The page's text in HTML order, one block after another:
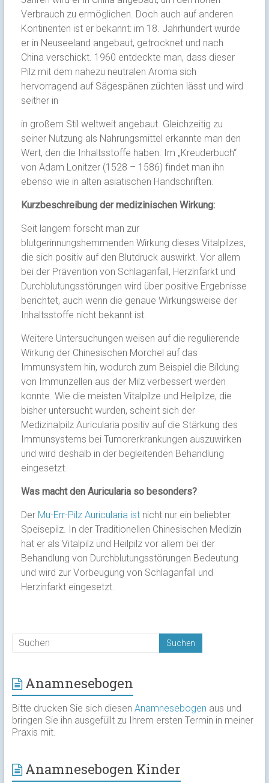
Verbrauch zu ermöglichen. Doch auch auf anderen
Kontinenten ist er bekannt: im 18. Jahrhundert wurde
er in Neuseeland angebaut, getrocknet und nach
China verschickt. 1960 entdeckte man, dass dieser
Pilz mit dem nahezu neutralen Aroma sich
hervorragend auf Sägespänen züchten lässt und wird
seither in
in großem Stil weltweit angebaut. Gleichzeitig zu
seiner Nutzung als Nahrungsmittel erkannte man den
Wert, den die Inhaltsstoffe haben. Im „Kreuderbuch“
von Adam Lonitzer (1528 – 1586) findet man ihn
ebenso wie in alten asiatischen Handschriften.
Kurzbeschreibung der medizinischen Wirkung:
Seit langem forscht man zur
blutgerinnungshemmenden Wirkung dieses Vitalpilzes,
die sich positiv auf den Blutdruck auswirkt. Vor allem
bei der Prävention von Schlaganfall, Herzinfarkt und
Durchblutungsstörungen wird über positive Ergebnisse
berichtet, auch wenn die genaue Wirkungsweise der
Inhaltsstoffe nicht bekannt ist.
Weitere Untersuchungen weisen auf die regulierende
Wirkung der Chinesischen Morchel auf das
Immunsystem hin, wodurch zum Beispiel die Bildung
von Immunzellen aus der Milz verbessert werden
konnte. Wie die meisten Vitalpilze und Heilpilze, die
bisher untersucht wurden, scheint sich der
Medizinalpilz Auricularia positiv auf die Stärkung des
Immunsystems bei Tumorerkrankungen auszuwirken
und wird deshalb in der begleitenden Behandlung
eingesetzt.
Was macht den Auricularia so besonders?
Der Mu-Err-Pilz Auricularia istnicht nur ein beliebter
Speisepilz. In der Traditionellen Chinesischen Medizin
hat er als Vitalpilz und Heilpilz vor allem bei der
Behandlung von Durchblutungsstörungen Bedeutung
und wird zur Vorbeugung von Schlaganfall und
Herzinfarkt eingesetzt.
Anamnesebogen
Bitte drucken Sie sich diesen Anamnesebogen aus und
bringen Sie ihn ausgefüllt zu Ihrem ersten Termin in meiner
Praxis mit.
Anamnesebogen Kinder